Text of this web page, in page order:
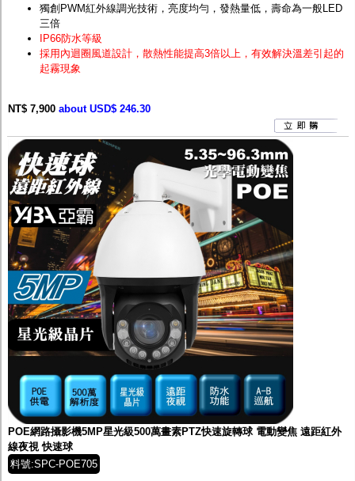
獨創PWM紅外線調光技術，亮度均勻，發熱量低，壽命為一般LED
三倍
IP66防水等級
採用內迴圈風道設計，散熱性能提高3倍以上，有效解決溫差引起的
起霧現象
NT$ 7,900 about USD$ 246.30
POE網路攝影機5MP星光級500萬畫素PTZ快速旋轉球 電動變焦 遠距紅外
線夜視 快速球
料號:SPC-POE705